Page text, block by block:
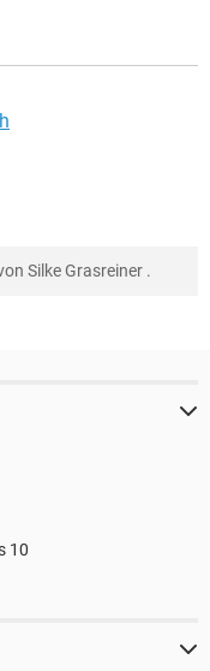
Silke Grasreiner .
10